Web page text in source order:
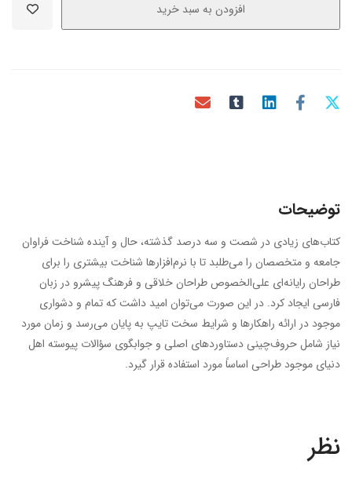
افزودن به سبد خرید
توضیحات
کتاب‌های زیادی در شصت و سه درصد گذشته، حال و آینده شناخت فراوان
جامعه و متخصصان را می‌طلبد تا با نرم‌افزارها شناخت بیشتری را برای
طراحان رایانه‌ای علی‌الخصوص طراحان خلاقی و فرهنگ پیشرو در زبان
فارسی ایجاد کرد. در این صورت می‌توان امید داشت که تمام و دشواری
موجود در ارائه راهکارها و شرایط سخت تایپ به پایان می‌رسد و زمان مورد
نیاز شامل حروف‌چینی دستاوردهای اصلی و جوابگوی سؤالات پیوسته اهل
دنیای موجود طراحی اساساً مورد استفاده قرار گیرد.
نظر